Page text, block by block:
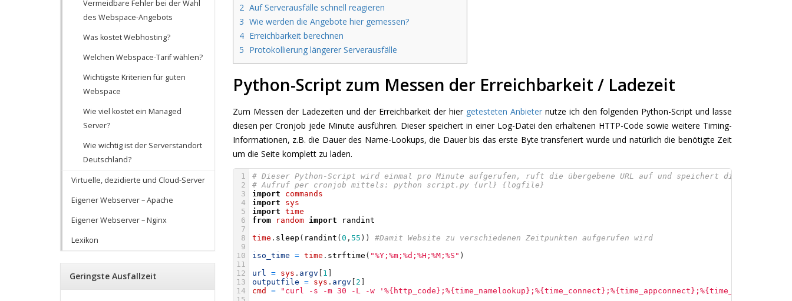
2 Auf Serverausfälle schnell reagieren
3 Wie werden die Angebote hier gemessen?
4 Erreichbarkeit berechnen
5 Protokollierung längerer Serverausfälle
Python-Script zum Messen der Erreichbarkeit / Ladezeit
Zum Messen der Ladezeiten und der Erreichbarkeit der hier getesteten Anbieternutze ich den folgenden Python-Script und lasse
diesen per Cronjob jede Minute ausführen. Dieser speichert in einer Log-Datei den erhaltenen HTTP-Code sowie weitere Timing-
Informationen, z.B. die Dauer des Name-Lookups, die Dauer bis das erste Byte transferiert wurde und natürlich die benötigte Zeit
um die Seite komplett zu laden.
1
2
3
4
5
6
7
8
9
10
11
12
13
14
# Dieser Python-Script wird einmal pro Minute aufgerufen, ruft die übergebene URL auf und speichert die
# Aufruf per cronjob mittels: python script.py {url} {logfile}
import
commands
import
sys
import time
from
random import
randint
time . sleep ( randint ( 0 , 55 ) )
#Damit Website zu verschiedenen Zeitpunkten aufgerufen wird
iso_time = time . strftime ( "%Y;%m;%d;%H;%M;%S" )
url = sys . argv 1
outputfile = sys . argv 2
cmd
=
"curl -s -m 30 -L -w
Vermeidbare Fehler bei der Wahl
des Webspace-Angebots
Was kostet Webhosting?
Welchen Webspace-Tarif wählen?
Wichtigste Kriterien für guten
Webspace
Wie viel kostet ein Managed
Server?
Wie wichtig ist der Serverstandort
Deutschland?
Virtuelle, dezidierte und Cloud-Server
Eigener Webserver – Apache
Eigener Webserver – Nginx
Lexikon
Geringste Ausfallzeit